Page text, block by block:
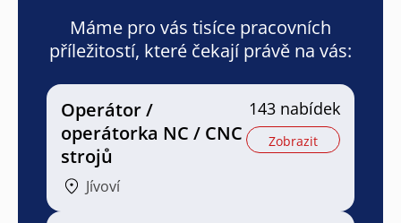
Máme pro vás tisíce pracovních
příležitostí, které čekají právě na vás:
Operátor /
operátorka NC / CNC
strojů
Jívoví
143 nabídek
Zobrazit